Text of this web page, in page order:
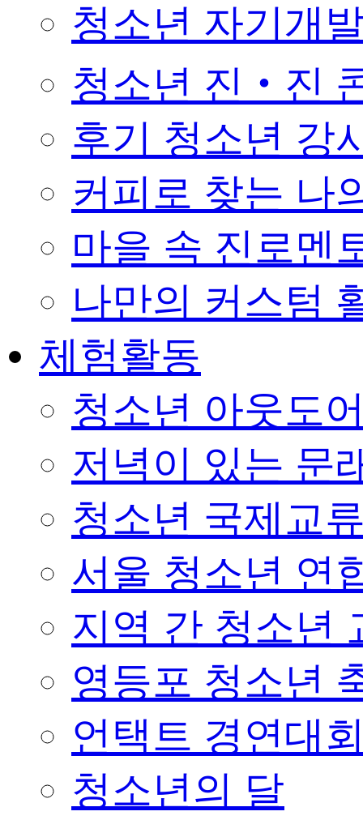
청소년 자기개
청소년 진‧진
후기 청소년 강
커피로 찾는 나
마을 속 진로멘
나만의 커스텀
체험활동
청소년 아웃도
저녁이 있는 문
청소년 국제교
서울 청소년 연
지역 간 청소년
영등포 청소년
언택트 경연대
청소년의 달